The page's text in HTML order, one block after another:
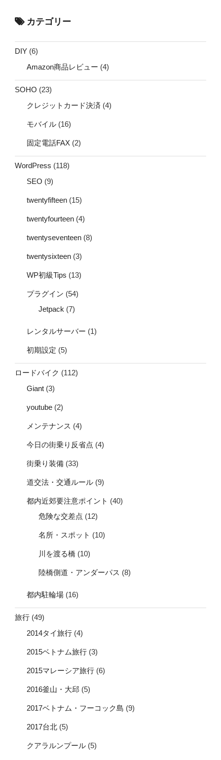
カテゴリー
DIY (6)
Amazon商品レビュー (4)
SOHO (23)
クレジットカード決済 (4)
モバイル (16)
固定電話FAX (2)
WordPress (118)
SEO (9)
twentyfifteen (15)
twentyfourteen (4)
twentyseventeen (8)
twentysixteen (3)
WP初級Tips (13)
プラグイン (54)
Jetpack (7)
レンタルサーバー (1)
初期設定 (5)
ロードバイク (112)
Giant (3)
youtube (2)
メンテナンス (4)
今日の街乗り反省点 (4)
街乗り装備 (33)
道交法・交通ルール (9)
都内近郊要注意ポイント (40)
危険な交差点 (12)
名所・スポット (10)
川を渡る橋 (10)
陸橋側道・アンダーパス (8)
都内駐輪場 (16)
旅行 (49)
2014タイ旅行 (4)
2015ベトナム旅行 (3)
2015マレーシア旅行 (6)
2016釜山・大邱 (5)
2017ベトナム・フーコック島 (9)
2017台北 (5)
クアラルンプール (5)